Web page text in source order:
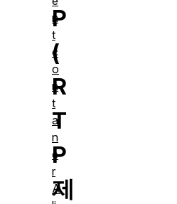
P
(
R
T
P
제
n
t
c
o
n
t
ai
n
e
r
A